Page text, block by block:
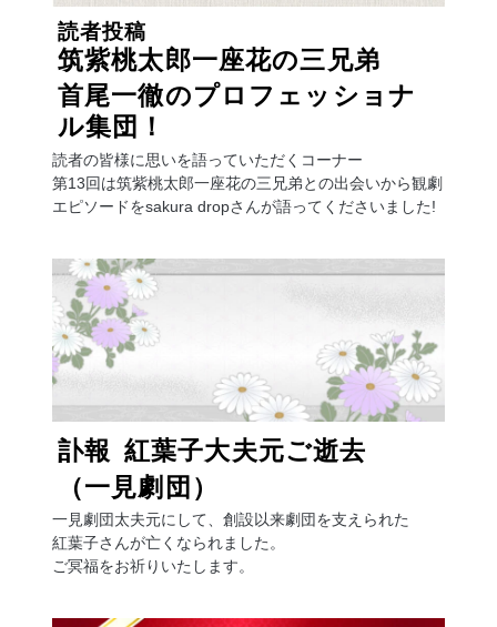
読者投稿
筑紫桃太郎一座花の三兄弟
首尾一徹のプロフェッショナ
ル集団！
読者の皆様に思いを語っていただくコーナー
第13回は筑紫桃太郎一座花の三兄弟との出会いから観劇
エピソードをsakura dropさんが語ってくださいました!
訃報 紅葉子大夫元ご逝去
（一見劇団）
一見劇団太夫元にして、創設以来劇団を支えられた
紅葉子さんが亡くなられました。
ご冥福をお祈りいたします。